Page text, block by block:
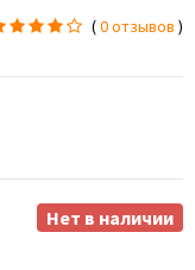
(0 отзывов )
Нет в наличии